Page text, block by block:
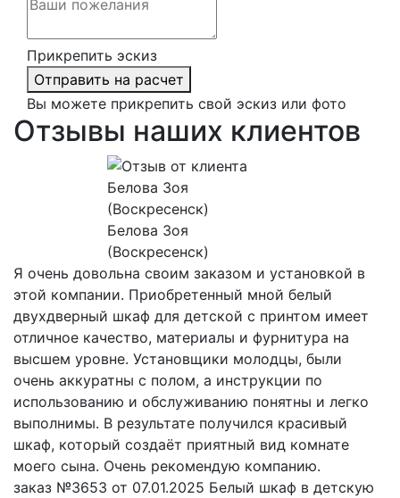
Прикрепить эскиз
Отправить на расчет
Вы можете прикрепить свой эскиз или фото
Отзывы наших клиентов
Белова Зоя
(Воскресенск)
Я очень довольна своим заказом и установкой в
этой компании. Приобретенный мной белый
двухдверный шкаф для детской с принтом имеет
отличное качество, материалы и фурнитура на
высшем уровне. Установщики молодцы, были
очень аккуратны с полом, а инструкции по
использованию и обслуживанию понятны и легко
выполнимы. В результате получился красивый
шкаф, который создаёт приятный вид комнате
моего сына. Очень рекомендую компанию.
заказ №3653 от 07.01.2025 Белый шкаф в детскую